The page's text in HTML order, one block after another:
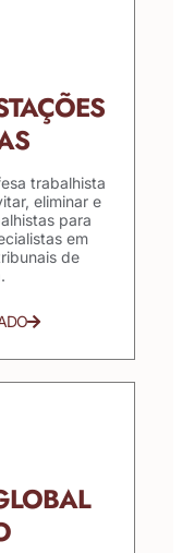
trabalhista
eliminar e
para
em
de